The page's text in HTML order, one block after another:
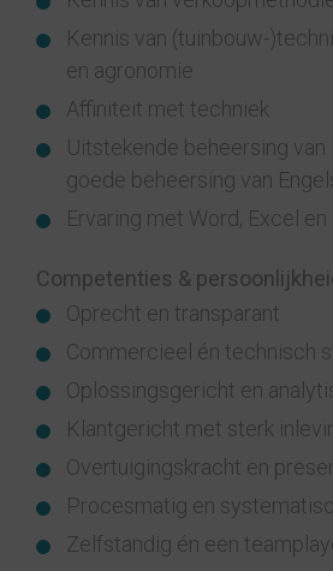
Kennis van (tuinbouw-
en agronomie
Affiniteit met techniek
Uitstekende beheersing van
goede beheersing van
Ervaring met Word, Excel
Competenties &
Oprecht en transparant
Commercieel én technisch
Oplossingsgericht en
Klantgericht met sterk
Overtuigingskracht en
Procesmatig en
Zelfstandig én een